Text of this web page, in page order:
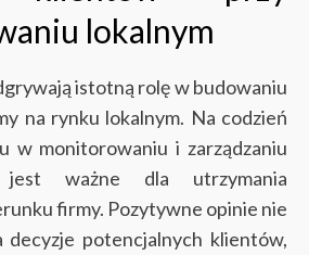
lokalnym
istotną rolę w budowaniu
na rynku lokalnym. Na codzień
w monitorowaniu i zarządzaniu
jest ważne dla utrzymania
firmy. Pozytywne opinie nie
decyzje potencjalnych klientów,